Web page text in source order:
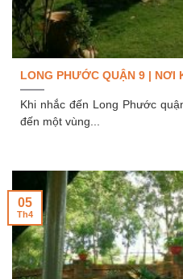
LONG PHƯỚC QUẬN 9 | NƠI
Khi nhắc đến Long Phước
đến một vùng...
05
Th4